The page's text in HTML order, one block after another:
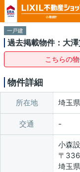
一戸建
過去掲載物件：大
こちらの
物件詳細
所在地 埼玉
交通
小森
〒
埼玉